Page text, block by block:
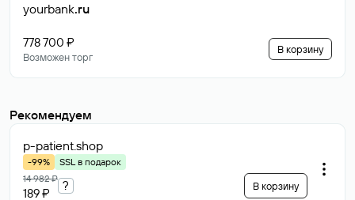
yourbank.ru
778 700 ₽
Возможен торг
В корзину
Рекомендуем
p-patient.shop
-99%
SSL в подарок
14 982 ₽
189 ₽
? В корзину